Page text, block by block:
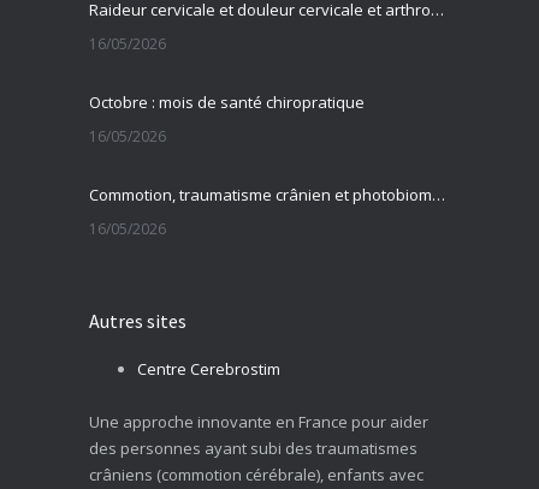
Raideur cervicale et douleur cervicale et arthrose cervicale
16/05/2026
Octobre : mois de santé chiropratique
16/05/2026
Commotion, traumatisme crânien et photobiomodulation transcrânienne
16/05/2026
Autres sites
Centre Cerebrostim
Une approche innovante en France pour aider
des personnes ayant subi des traumatismes
crâniens (commotion cérébrale), enfants avec